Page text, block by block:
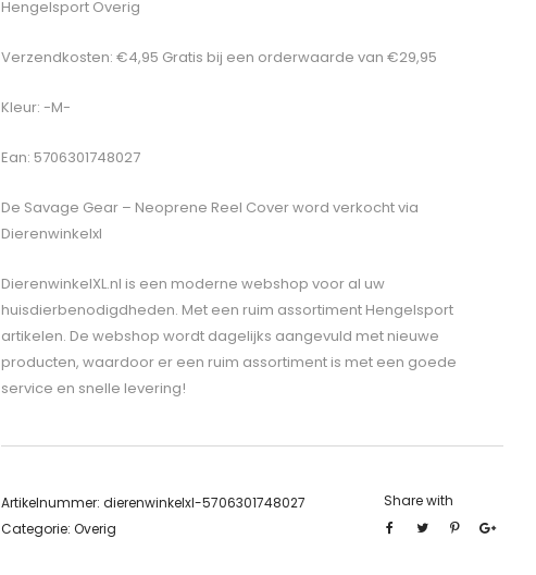
Hengelsport Overig
Verzendkosten: €4,95 Gratis bij een orderwaarde van €29,95
Kleur: -M-
Ean: 5706301748027
De Savage Gear – Neoprene Reel Coverword verkocht via
Dierenwinkelxl
DierenwinkelXL.nl is een moderne webshop voor al uw
huisdierbenodigdheden. Met een ruim assortiment Hengelsport
artikelen. De webshop wordt dagelijks aangevuld met nieuwe
producten, waardoor er een ruim assortiment is met een goede
service en snelle levering!
Artikelnummer: dierenwinkelxl-5706301748027
Categorie: Overig
Share with